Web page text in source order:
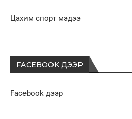
Цахим спорт мэдээ
FACEBOOK ДЭЭР
Facebook дээр